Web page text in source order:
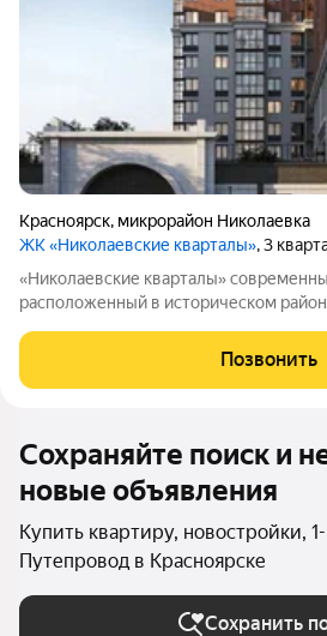
Красноярск, микрорайон Николаевка
ЖК «Николаевские кварталы», 3
«Николаевские кварталы» современный жилой комплекс,
расположенный в историческом
посторонних, работает система
доступа. Особое внимание уделено
Позвонить
Сохраняйте поиск и
новые объявления
Купить квартиру, новостройки,
Путепровод в Красноярске
Сохранить